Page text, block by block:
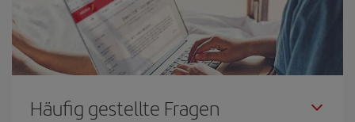
Häufig gestellte Fragen